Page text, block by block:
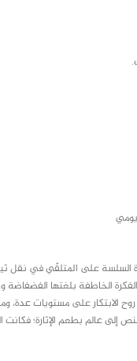
السلسة على المتلقّي في نقل
الخاطفة بلغتها الفضفاضة
الابتكار على مستويات عدة،
إلى عالم بطعم الإثارة؛ فكانت